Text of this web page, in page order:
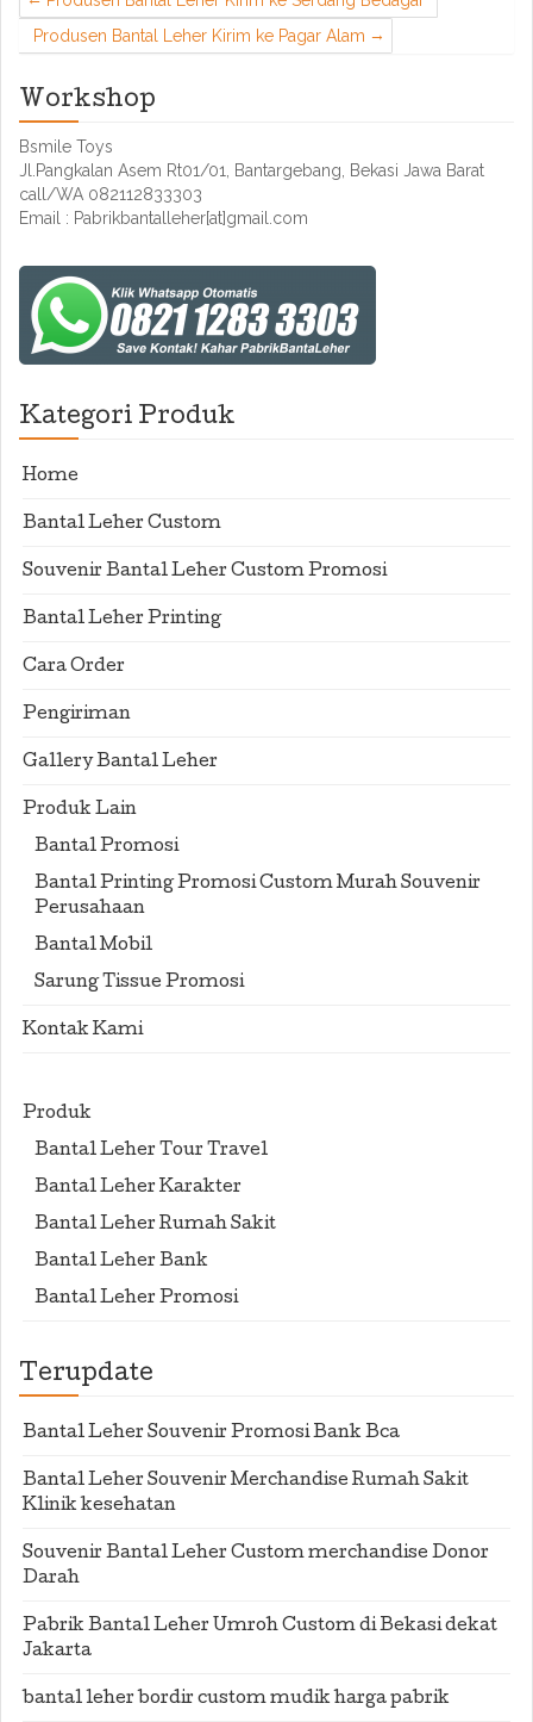
Produsen Bantal Leher Kirim ke Pagar Alam
Workshop
Bsmile Toys
Jl.Pangkalan Asem Rt01/01, Bantargebang, Bekasi Jawa Barat
call/WA 082112833303
Email : Pabrikbantalleher[at]gmail.com
Kategori Produk
Home
Bantal Leher Custom
Souvenir Bantal Leher Custom Promosi
Bantal Leher Printing
Cara Order
Pengiriman
Gallery Bantal Leher
Produk Lain
Bantal Promosi
Bantal Printing Promosi Custom Murah Souvenir
Perusahaan
Bantal Mobil
Sarung Tissue Promosi
Kontak Kami
Produk
Bantal Leher Tour Travel
Bantal Leher Karakter
Bantal Leher Rumah Sakit
Bantal Leher Bank
Bantal Leher Promosi
Terupdate
Bantal Leher Souvenir Promosi Bank Bca
Bantal Leher Souvenir Merchandise Rumah Sakit
Klinik kesehatan
Souvenir Bantal Leher Custom merchandise Donor
Darah
Pabrik Bantal Leher Umroh Custom di Bekasi dekat
Jakarta
bantal leher bordir custom mudik harga pabrik